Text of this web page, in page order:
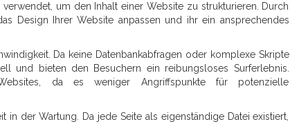
um den Inhalt einer Website zu strukturieren. Durch
Design Ihrer Website anpassen und ihr ein ansprechendes
Da keine Datenbankabfragen oder komplexe Skripte
und bieten den Besuchern ein reibungsloses Surferlebnis.
da es weniger Angriffspunkte für potenzielle
der Wartung. Da jede Seite als eigenständige Datei existiert,